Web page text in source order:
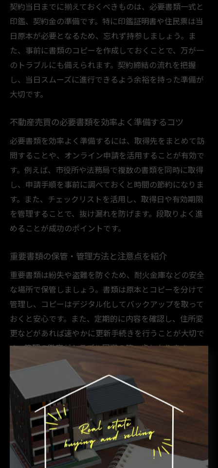
契約当日までに揃えておくべきものは、必要書類一式と
印鑑、契約金の準備です。特に印鑑証明書や住民票は当
日原本が必要となるため、忘れず持参しましょう。ま
た、事前に書類のコピーを作成しておくことで、万が一
のトラブルにも備えられます。契約締結の流れを把握
し、当日スムーズに進行できるよう余裕を持った準備が
大切です。
不動産売買の必要書類を効率よく準備するコツ
必要書類を効率よく準備するには、取得先をまとめて訪
問することや、オンライン申請を活用することが有効で
す。例えば、市役所や法務局で複数の書類を同時に取得
し、申請手順を事前に調べておくと時間の節約になりま
す。また、チェックリストを活用し、取得日や有効期限
を管理することで、抜け漏れを防げます。段取りよく進
めることが成功のポイントです。
重要書類の保管・管理方法と注意点を紹介
重要書類は紛失や盗難を防ぐため、耐火金庫などの安全
な場所で保管しましょう。書類は原本とコピーを分けて
管理し、コピーはデジタル化してバックアップを取って
おくと安心です。また、定期的に内容を確認し、住所変
更などがあれば速やかに更新手続きを行うことが大切で
す。管理の徹底がトラブル回避の第一歩となります。
売主・買主双方が知るべき契約ポ
イント
不動産売買契約で理解しておきたい双方の権利義務
不動産売買契約では、売主と買主それぞれが明確な権利